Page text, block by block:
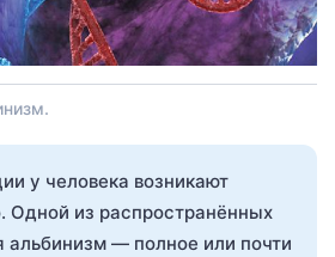
у человека возникают
Одной из распространённых
альбинизм — полное или почти